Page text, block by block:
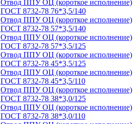
Отвод ППУ ОЦ (короткое исполнение)
ГОСТ 8732-78 76*3,5/140
Отвод ППУ ОЦ (короткое исполнение)
ГОСТ 8732-78 57*3,5/140
Отвод ППУ ОЦ (короткое исполнение)
ГОСТ 8732-78 57*3,5/125
Отвод ППУ ОЦ (короткое исполнение)
ГОСТ 8732-78 45*3,5/125
Отвод ППУ ОЦ (короткое исполнение)
ГОСТ 8732-78 45*3,5/110
Отвод ППУ ОЦ (короткое исполнение)
ГОСТ 8732-78 38*3,0/125
Отвод ППУ ОЦ (короткое исполнение)
ГОСТ 8732-78 38*3,0/110